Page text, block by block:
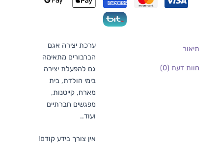
תיאור
חוות דעת (0)
ערכת יצירה אגם
הברבורים מתאימה
גם להפעלת יצירה
בימי הולדת, בית
מארח, קייטנות,
מפגשים חברתיים
ועוד..
אין צורך בידע קודם!